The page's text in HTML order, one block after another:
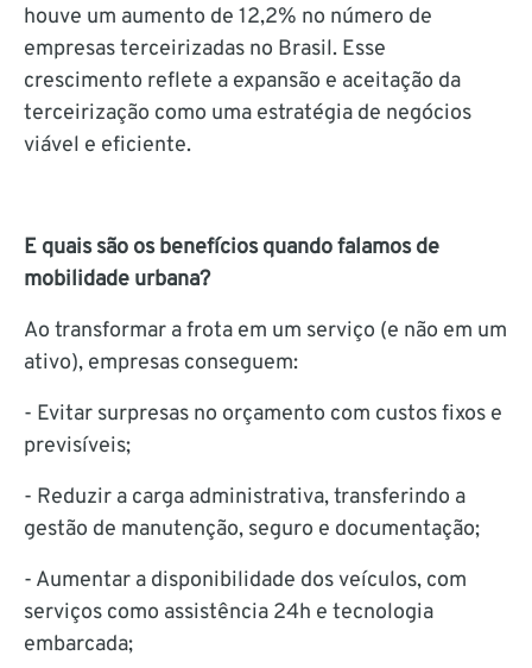
houve um aumento de 12,2% no número de
empresas terceirizadas no Brasil. Esse
crescimento reflete a expansão e aceitação da
terceirização como uma estratégia de negócios
viável e eficiente.
E quais são os benefícios quando falamos de
mobilidade urbana?
Ao transformar a frota em um serviço (e não em um
ativo), empresas conseguem:
- Evitar surpresas no orçamento com custos fixos e
previsíveis;
- Reduzir a carga administrativa, transferindo a
gestão de manutenção, seguro e documentação;
- Aumentar a disponibilidade dos veículos, com
serviços como assistência 24h e tecnologia
embarcada;